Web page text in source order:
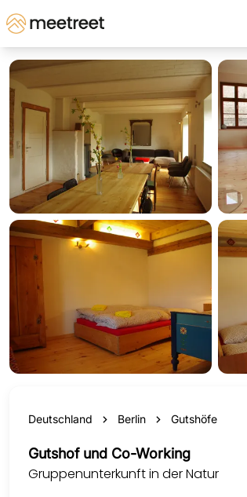
Deutschland Berlin Gutshöfe
Gutshof und Co-Working
Gruppenunterkunft in der Natur